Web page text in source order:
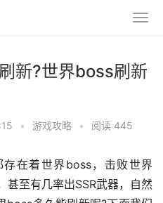
新?世界boss刷新
• 游戏攻略 • 阅读 445
存在着世界boss，击败世界
甚至有几率出SSR武器，自然